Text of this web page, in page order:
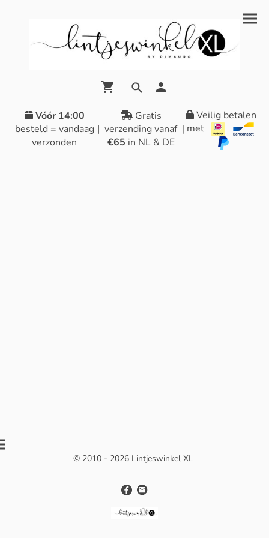
Vóór 14:00
besteld = vandaag
verzonden
|
Gratis
verzending vanaf
€65 in NL & DE
|
Veilig betalen
met
© 2010 - 2026 Lintjeswinkel XL